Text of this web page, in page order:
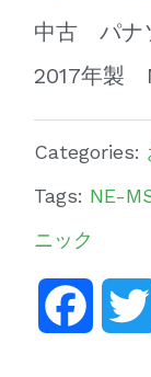
中古 パナ
2017年製
Categories:
Tags: NE-
ニック